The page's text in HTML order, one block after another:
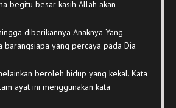
begitu besar kasih Allah akan
diberikannya Anaknya Yang
barangsiapa yang percaya pada Dia
beroleh hidup yang kekal. Kata
ayat ini menggunakan kata